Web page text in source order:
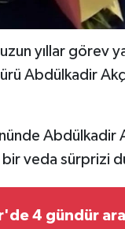
yıllar görev
Abdülkadir
Abdülkadir
bir veda sürprizi
4 gündür